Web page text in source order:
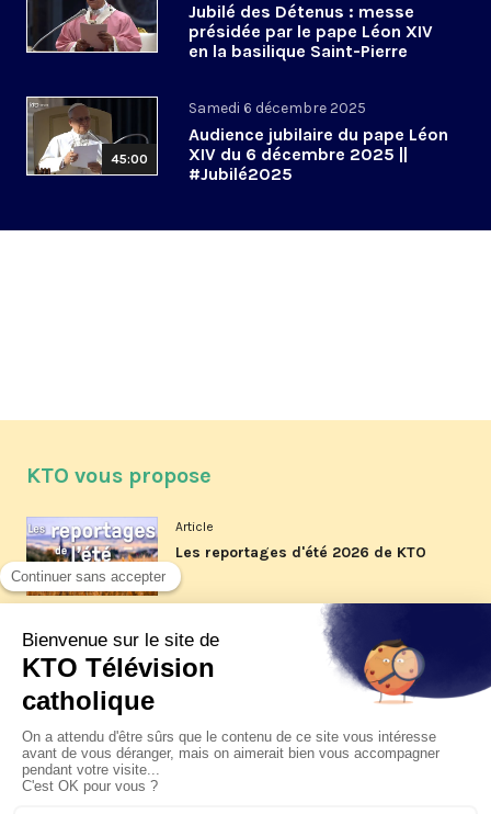
Jubilé des Détenus : messe
présidée par le pape Léon XIV
en la basilique Saint-Pierre
45:00
Samedi 6 décembre 2025
Audience jubilaire du pape Léon
XIV du 6 décembre 2025 ||
#Jubilé2025
KTO vous propose
Article
Les reportages d'été 2026 de KTO
La visite pastorale du pape Léon
XIV à Assise à suivre sur KTO le
Article
Le pape en Uruguay, Argentine et